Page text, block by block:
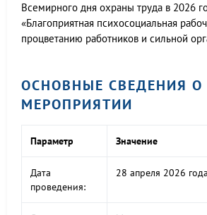
Всемирного дня охраны труда в 2026
«Благоприятная психосоциальная
процветанию работников и сильной
ОСНОВНЫЕ СВЕДЕНИЯ О
МЕРОПРИЯТИИ
Параметр Значение
Дата
проведения:
28 апреля 2026 года